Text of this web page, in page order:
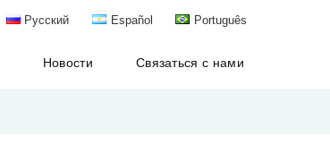
Русский Español Português
Новости Связаться с нами